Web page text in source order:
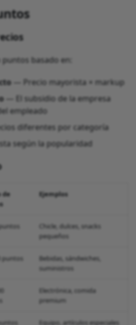
basado en:
— Precio mayorista × markup
— El subsidio de la empresa
empleado
diferentes por categoría
según la popularidad
de
Ejemplos
puntos
Chicle, dulces, snacks
pequeños
puntos
Bebidas, sándwiches,
suministros
Electrónica, comida
premium
Equipo, artículos especiales